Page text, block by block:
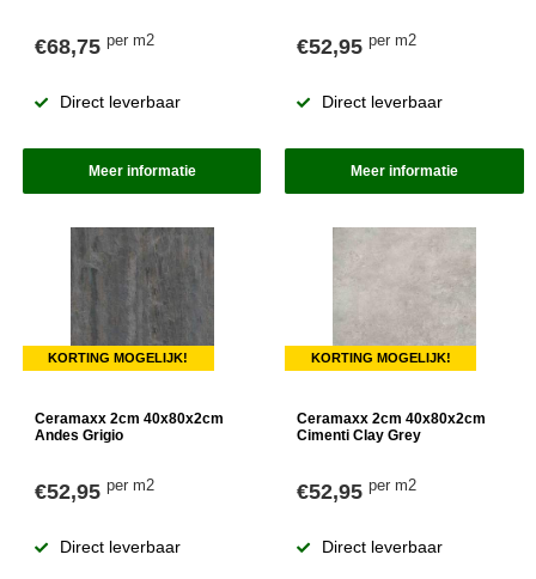
€68,75 per m2
Direct leverbaar
Meer informatie
€52,95per m2
Direct leverbaar
Meer informatie
KORTING MOGELIJK!
Ceramaxx 2cm 40x80x2cm
Andes Grigio
€52,95 per m2
Direct leverbaar
KORTING MOGELIJK!
Ceramaxx 2cm 40x80x2cm
Cimenti Clay Grey
€52,95per m2
Direct leverbaar